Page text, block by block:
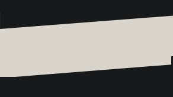
Beitragsnavigation